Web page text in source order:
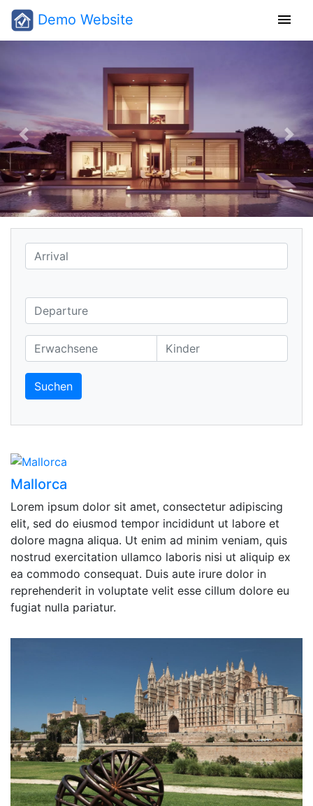
Demo Website menu
Previous Next
Suchen
Mallorca
Lorem ipsum dolor sit amet, consectetur adipiscing
elit, sed do eiusmod tempor incididunt ut labore et
dolore magna aliqua. Ut enim ad minim veniam, quis
nostrud exercitation ullamco laboris nisi ut aliquip ex
ea commodo consequat. Duis aute irure dolor in
reprehenderit in voluptate velit esse cillum dolore eu
fugiat nulla pariatur.